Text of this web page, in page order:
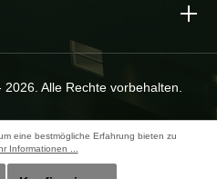
Alle Rechte vorbehalten.
eine bestmögliche Erfahrung bieten zu
Informationen ...